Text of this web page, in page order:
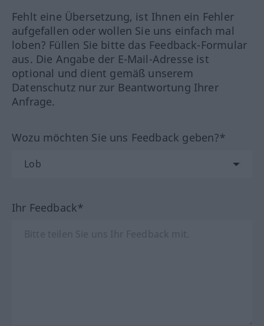
Fehlt eine Übersetzung, ist Ihnen ein Fehler
aufgefallen oder wollen Sie uns einfach mal
loben? Füllen Sie bitte das Feedback-Formular
aus. Die Angabe der E-Mail-Adresse ist
optional und dient gemäß unserem
Datenschutz nur zur Beantwortung Ihrer
Anfrage.
Wozu möchten Sie uns Feedback geben?*
Ihr Feedback*